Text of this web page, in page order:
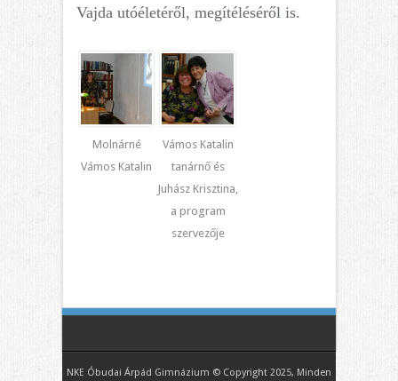
Vajda utóéletéről, megítéléséről is.
Molnárné
Vámos Katalin
Vámos Katalin
tanárnő és
Juhász Krisztina,
a program
szervezője
NKE Óbudai Árpád Gimnázium © Copyright 2025, Minden